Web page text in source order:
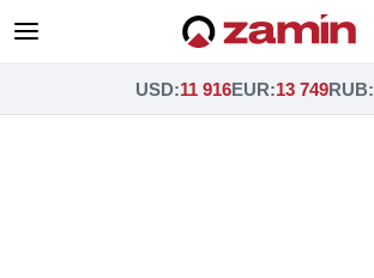
USD:11 916EUR:13 749RUB: